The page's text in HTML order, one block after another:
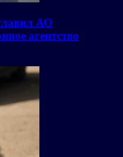
АО
агентство